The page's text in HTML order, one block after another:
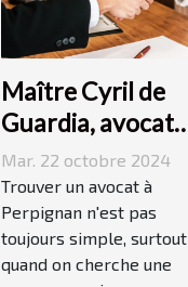
Maître Cyril de
Guardia, avocat
renommé à
Perpignan
Mar. 22 octobre 2024
Trouver un avocat à
Perpignan n'est pas
toujours simple, surtout
quand on cherche une